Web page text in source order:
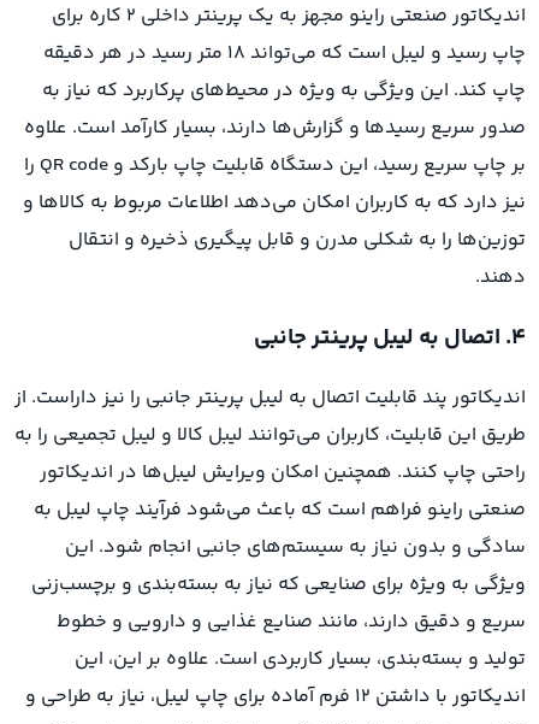
اندیکاتور صنعتی راینو مجهز به یک پرینتر داخلی 2 کاره برای
چاپ رسید و لیبل است که می‌تواند ۱۸ متر رسید در هر دقیقه
چاپ کند. این ویژگی به ویژه در محیط‌های پرکاربرد که نیاز به
صدور سریع رسیدها و گزارش‌ها دارند، بسیار کارآمد است. علاوه
بر چاپ سریع رسید، این دستگاه قابلیت چاپ بارکد و QR code را
نیز دارد که به کاربران امکان می‌دهد اطلاعات مربوط به کالاها و
توزین‌ها را به شکلی مدرن و قابل پیگیری ذخیره و انتقال
دهند.
۴. اتصال به لیبل پرینتر جانبی
اندیکاتور پند قابلیت اتصال به لیبل پرینتر جانبی را نیز داراست. از
طریق این قابلیت، کاربران می‌توانند لیبل کالا و لیبل تجمیعی را به
راحتی چاپ کنند. همچنین امکان ویرایش لیبل‌ها در اندیکاتور
صنعتی راینو فراهم است که باعث می‌شود فرآیند چاپ لیبل به
سادگی و بدون نیاز به سیستم‌های جانبی انجام شود. این
ویژگی به ویژه برای صنایعی که نیاز به بسته‌بندی و برچسب‌زنی
سریع و دقیق دارند، مانند صنایع غذایی و دارویی و خطوط
تولید و بسته‌بندی، بسیار کاربردی است. علاوه بر این، این
اندیکاتور با داشتن 12 فرم آماده برای چاپ لیبل، نیاز به طراحی و